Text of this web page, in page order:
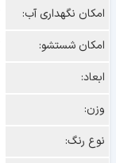
امکان نگهداری آب:
امکان شستشو:
ابعاد:
وزن:
نوع رنگ: